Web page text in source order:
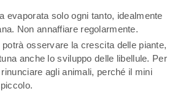
evaporata solo ogni tanto, idealmente
Non annaffiare regolarmente.
osservare la crescita delle piante,
anche lo sviluppo delle libellule. Per
agli animali, perché il mini